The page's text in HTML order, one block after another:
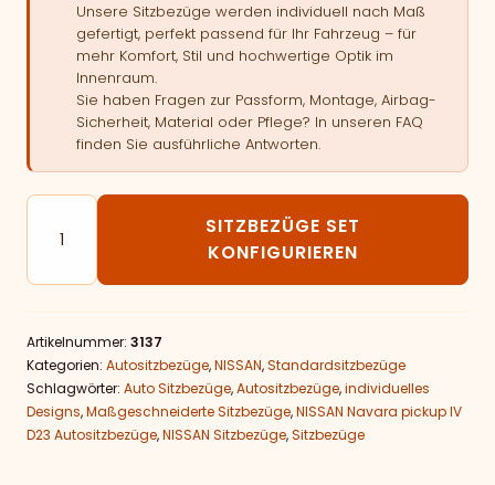
Unsere Sitzbezüge werden individuell nach Maß
gefertigt, perfekt passend für Ihr Fahrzeug – für
mehr Komfort, Stil und hochwertige Optik im
Innenraum.
Sie haben Fragen zur Passform, Montage, Airbag-
Sicherheit, Material oder Pflege? In unseren FAQ
finden Sie ausführliche Antworten.
Autositzbezüge passend für NISSAN Navara pickup IV
SITZBEZÜGE SET
KONFIGURIEREN
Artikelnummer: 3137
Kategorien: Autositzbezüge,NISSAN,Standardsitzbezüge
Schlagwörter: Auto Sitzbezüge,Autositzbezüge,individuelles
Designs,Maßgeschneiderte Sitzbezüge,NISSAN Navara pickup IV
D23 Autositzbezüge,NISSAN Sitzbezüge,Sitzbezüge